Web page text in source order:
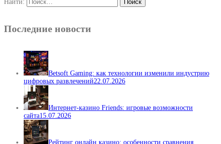
Найти:
Последние новости
Betsoft Gaming: как технологии изменили индустрию
цифровых развлечений22.07.2026
Интернет-казино Friends: игровые возможности
сайта15.07.2026
Рейтинг онлайн казино: особенности сравнения